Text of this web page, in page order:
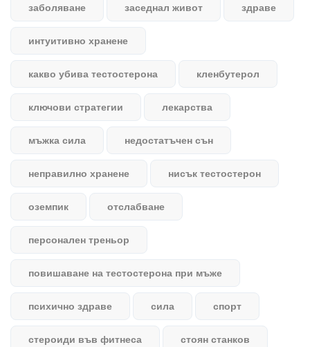
заболяване заседнал живот здраве
интуитивно хранене
какво убива тестостерона кленбутерол
ключови стратегии лекарства
мъжка сила недостатъчен сън
неправилно хранене нисък тестостерон
оземпик отслабване
персонален треньор
повишаване на тестостерона при мъже
психично здраве сила спорт
стероиди във фитнеса стоян станков